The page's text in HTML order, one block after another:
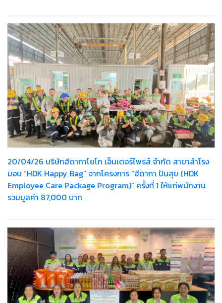
20/04/26 บริษัทฮีดากาโยโก เอ็นเตอร์ไพรส์ จำกัด สาขาสำโรง
มอบ “HDK Happy Bag” จากโครงการ “ฮีดากา ปันสุข (HDK
Employee Care Package Program)” ครั้งที่ 1 ให้แก่พนักงาน
รวมมูลค่า 87,000 บาท